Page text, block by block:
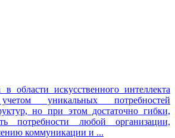
области искусственного интеллекта
уникальных потребностей
но при этом достаточно гибки,
потребности любой организации,
коммуникации и ...